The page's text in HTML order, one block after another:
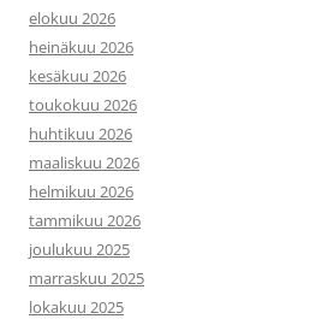
elokuu 2026
heinäkuu 2026
kesäkuu 2026
toukokuu 2026
huhtikuu 2026
maaliskuu 2026
helmikuu 2026
tammikuu 2026
joulukuu 2025
marraskuu 2025
lokakuu 2025